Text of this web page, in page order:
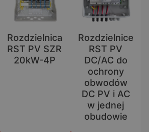
Rozdzielnica
RST PV SZR
20kW-4P
Rozdzielnice
RST PV
DC/AC do
ochrony
obwodów
DC PV i AC
w jednej
obudowie